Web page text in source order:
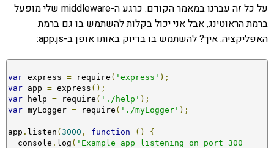
על כל זה עברנו במאמר הקודם. כרגע ה-middleware שלי מופעל
ברמת הראוטינג, אבל אני יכול בקלות להשתמש בו גם ברמת
האפליקציה. איך? להשתמש בו בדיוק באותו אופן ב-app.js:
var express = require ( 'express' );
var app = express ();
var help = require ( './help' );
var myLogger = require ( './myLogger' );
app . listen ( 3000 , function ()
{
  console
. log ( 'Example app listening on port 300